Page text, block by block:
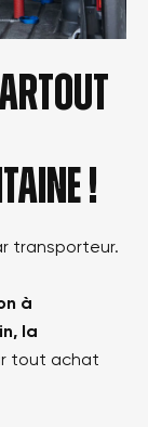
!
transporteur.
à
la
tout achat